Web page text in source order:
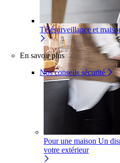
Télésurveillance et
En savoir plus
Nos conseils sécurité
Pour une maison Un
votre extérieur